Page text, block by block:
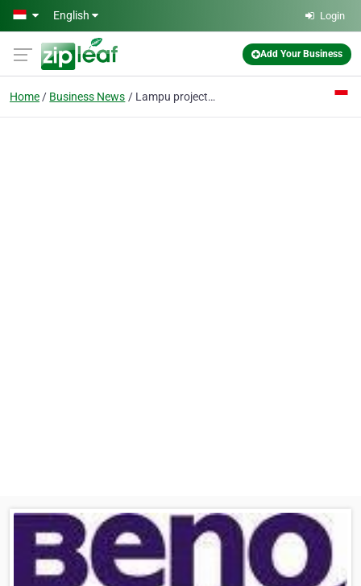
Skip to main content
English Login
Add Your Business
Home Business News Lampu projector Benq